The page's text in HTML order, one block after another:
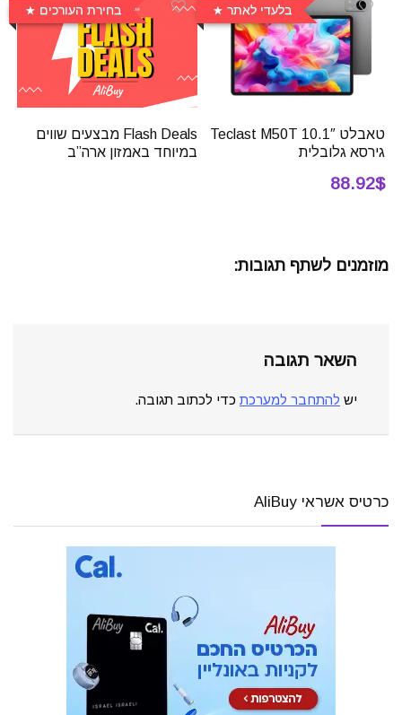
בלעדי לאתר
טאבלט 10.1″ Teclast M50T
גירסא גלובלית
88.92$
בחירת העורכים
Flash Deals מבצעים שווים
במיוחד באמזון ארה”ב
מוזמנים לשתף תגובות:
השאר תגובה
יש להתחבר למערכת כדי לכתוב תגובה.
כרטיס אשראי AliBuy